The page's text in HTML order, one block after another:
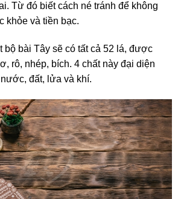
Từ đó biết cách né tránh để không
khỏe và tiền bạc.
bộ bài Tây sẽ có tất cả 52 lá, được
rô, nhép, bích. 4 chất này đại diện
đất, lửa và khí.